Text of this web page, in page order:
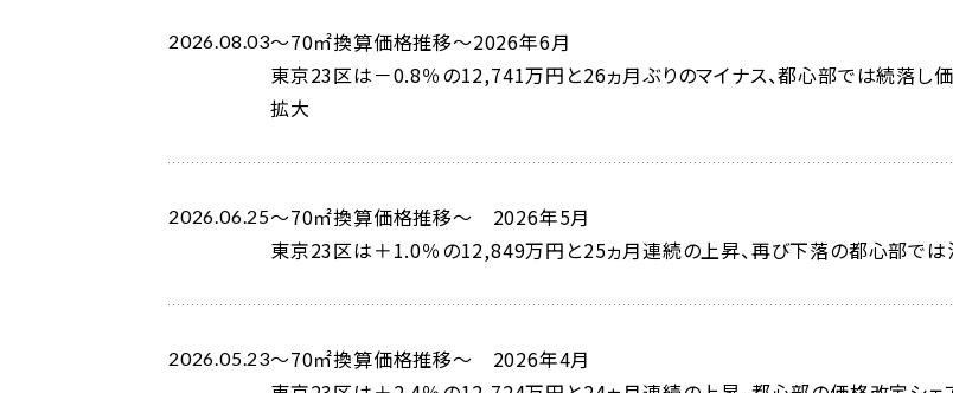
2026.08.03～70㎡換算価格推移～2026年6月
東京23区は－0.8％の12,741万円と26ヵ月ぶりのマイナス、都心部では続落し
拡大
2026.06.25～70㎡換算価格推移～ 2026年5月
東京23区は＋1.0％の12,849万円と25ヵ月連続の上昇、再び下落の都心部では
2026.05.23～70㎡換算価格推移～ 2026年4月